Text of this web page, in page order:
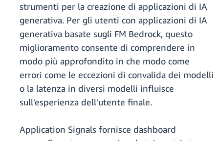
strumenti per la creazione di applicazioni di IA
generativa. Per gli utenti con applicazioni di IA
generativa basate sugli FM Bedrock, questo
miglioramento consente di comprendere in
modo più approfondito in che modo come
errori come le eccezioni di convalida dei modelli
o la latenza in diversi modelli influisce
sull'esperienza dell'utente finale.
Application Signals fornisce dashboard